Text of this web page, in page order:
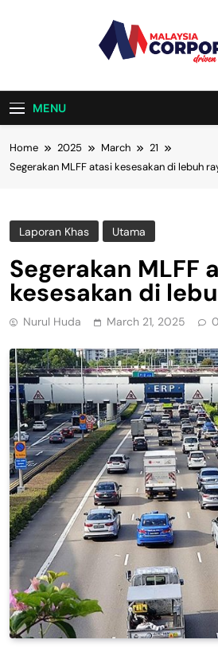
MENU
Home 2025 March
21
Segerakan MLFF atasi kesesakan di lebuh
Laporan Khas Utama
Segerakan MLFF
kesesakan di
Nurul Huda March 21, 2025 0